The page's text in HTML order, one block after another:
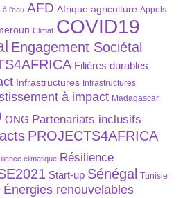
l’eau AFD Afrique agriculture Appels
Climat COVID19
Engagement Sociétal
Filières durables
Infrastructures Infrastructures
à impact Madagascar
ONG Partenariats inclusifs
PROJECTS4AFRICA
climatique Résilience
Start-up Sénégal Tunisie
Énergies renouvelables